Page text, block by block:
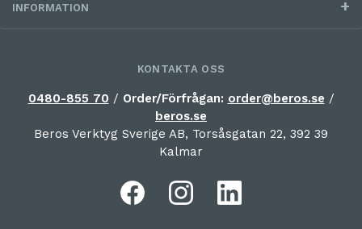
INFORMATION
KONTAKTA OSS
0480-855 70 / Order/Förfrågan: order@beros.se /
beros.se
Beros Verktyg Sverige AB, Torsåsgatan 22, 392 39
Kalmar